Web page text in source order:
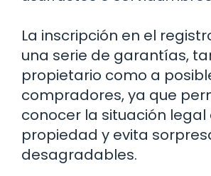
La inscripción en el
una serie de garantías,
propietario como a
compradores, ya que
conocer la situación legal
propiedad y evita
desagradables.